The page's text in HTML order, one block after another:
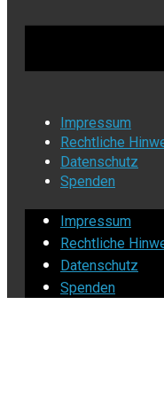
Impressum
Rechtliche
Datenschutz
Spenden
Impressum
Rechtliche
Datenschutz
Spenden